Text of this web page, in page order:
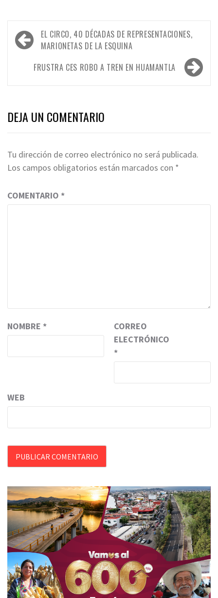
Navegación
de
entradas
EL CIRCO, 40 DÉCADAS DE REPRESENTACIONES,
MARIONETAS DE LA ESQUINA
FRUSTRA CES ROBO A TREN EN HUAMANTLA
DEJA UN COMENTARIO
Tu dirección de correo electrónico no será publicada.
Los campos obligatorios están marcados con *
COMENTARIO *
NOMBRE *
CORREO
ELECTRÓNICO
*
WEB